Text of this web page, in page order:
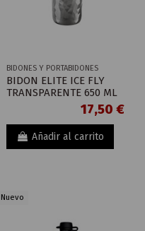
BIDONES Y PORTABIDONES
BIDON ELITE ICE FLY
TRANSPARENTE 650 ML
17,50 €
Añadir al carrito
Nuevo